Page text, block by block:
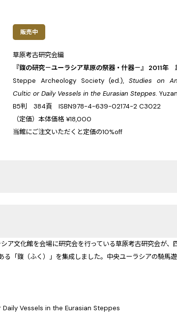
販売中
草原考古研究会編
『鍑の研究－ユーラシア草原の祭器・什器－』 2011年
Steppe Archeology Society (ed.),Studies on
Cultic or Daily Vessels in the Eurasian Steppes.
B5判 384頁 ISBN978-4-639-02174-2 C3022
（定価）本体価格 ¥18,000
当館にご注文いただくと定価の10%off
ア文化館を会場に研究会を行っている草原考古研究会が、
る「鍑（ふく）」を集成しました。中央ユーラシアの騎馬
Vessels in the Eurasian Steppes